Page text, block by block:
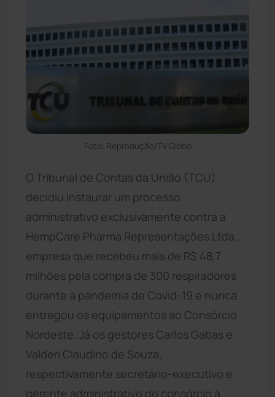
Foto: Reprodução/TV Globo
O Tribunal de Contas da União (TCU)
decidiu instaurar um processo
administrativo exclusivamente contra a
HempCare Pharma Representações Ltda.,
empresa que recebeu mais de R$ 48,7
milhões pela compra de 300 respiradores
durante a pandemia de Covid-19 e nunca
entregou os equipamentos ao Consórcio
Nordeste. Já os gestores Carlos Gabas e
Valderi Claudino de Souza,
respectivamente secretário-executivo e
gerente administrativo do consórcio à